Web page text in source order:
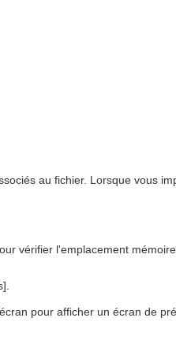
au fichier. Lorsque vous
vérifier l'emplacement
pour afficher un écran de